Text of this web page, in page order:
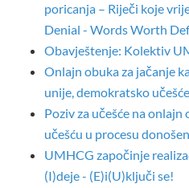
poricanja – Riječi koje
Denial - Words Worth
Obavještenje: Kolektiv
Onlajn obuka za jačanje
unije, demokratsko
Poziv za učešće na
učešću u procesu
UMHCG započinje
(I)deje - (E)i(U)ključi se!